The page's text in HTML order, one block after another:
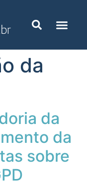
da
da
da
sobre